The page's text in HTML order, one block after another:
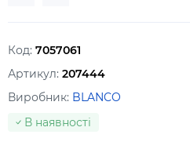
Код: 7057061
Артикул: 207444
Виробник: BLANCO
В наявності